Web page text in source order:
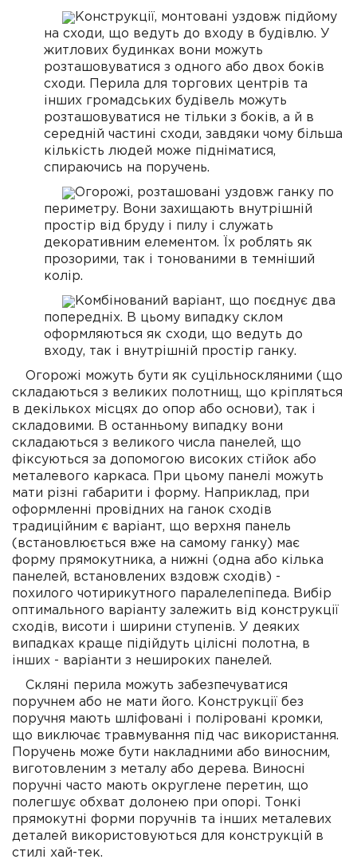
Конструкції, монтовані уздовж підйому
на сходи, що ведуть до входу в будівлю. У
житлових будинках вони можуть
розташовуватися з одного або двох боків
сходи. Перила для торгових центрів та
інших громадських будівель можуть
розташовуватися не тільки з боків, а й в
середній частині сходи, завдяки чому більша
кількість людей може підніматися,
спираючись на поручень.
Огорожі, розташовані уздовж ганку по
периметру. Вони захищають внутрішній
простір від бруду і пилу і служать
декоративним елементом. Їх роблять як
прозорими, так і тонованими в темніший
колір.
Комбінований варіант, що поєднує два
попередніх. В цьому випадку склом
оформляються як сходи, що ведуть до
входу, так і внутрішній простір ганку.
Огорожі можуть бути як суцільноскляними (що
складаються з великих полотнищ, що кріпляться
в декількох місцях до опор або основи), так і
складовими. В останньому випадку вони
складаються з великого числа панелей, що
фіксуються за допомогою високих стійок або
металевого каркаса. При цьому панелі можуть
мати різні габарити і форму. Наприклад, при
оформленні провідних на ганок сходів
традиційним є варіант, що верхня панель
(встановлюється вже на самому ганку) має
форму прямокутника, а нижні (одна або кілька
панелей, встановлених вздовж сходів) -
похилого чотирикутного паралелепіпеда. Вибір
оптимального варіанту залежить від конструкції
сходів, висоти і ширини ступенів. У деяких
випадках краще підійдуть цілісні полотна, в
інших - варіанти з нешироких панелей.
Скляні перила можуть забезпечуватися
поручнем або не мати його. Конструкції без
поручня мають шліфовані і поліровані кромки,
що виключає травмування під час використання.
Поручень може бути накладними або виносним,
виготовленим з металу або дерева. Виносні
поручні часто мають округлене перетин, що
полегшує обхват долонею при опорі. Тонкі
прямокутні форми поручнів та інших металевих
деталей використовуються для конструкцій в
стилі хай-тек.